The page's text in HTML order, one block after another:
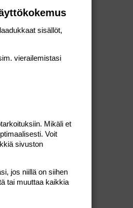
+ 2kg.
sisällöt,
vierailemis­tasi
Mikäli et
Voit
sivuston
jos niillä on siihen
tai muuttaa kaikkia